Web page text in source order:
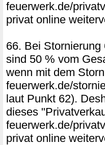
feuerwerk.de/
privat online
66. Bei Stornierung
sind 50 % vom
wenn mit dem
feuerwerk.de/
laut Punkt 62).
dieses
feuerwerk.de/
privat online